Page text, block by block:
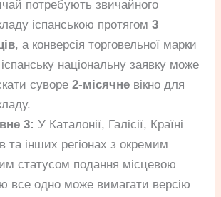
потребують звичайного
іспанською протягом3
, а конверсія торговельної марки
національну заявку може
суворе2-місячне вікно для
3: У Каталонії, Галісії, Країні
та інших регіонах з окремим
статусом подання місцевою
все одно може вимагати версію